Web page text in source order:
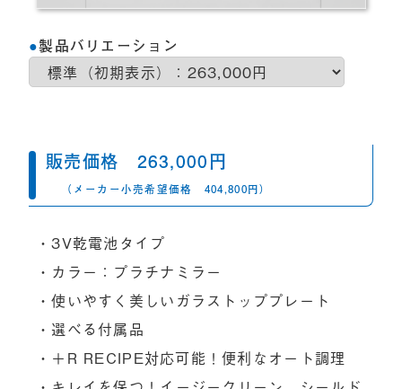
製品バリエーション
販売価格 263,000円
（メーカー小売希望価格 404,800円）
・3V乾電池タイプ
・カラー：プラチナミラー
・使いやすく美しいガラストッププレート
・選べる付属品
・＋R RECIPE対応可能！便利なオート調理